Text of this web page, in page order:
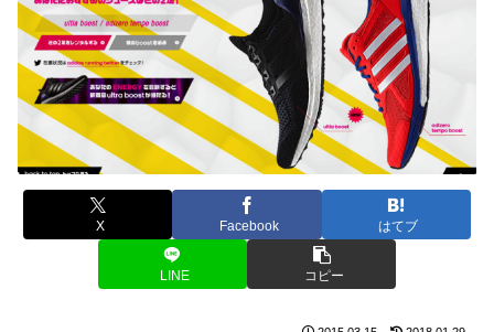
X Facebook はてブ
LINE コピー